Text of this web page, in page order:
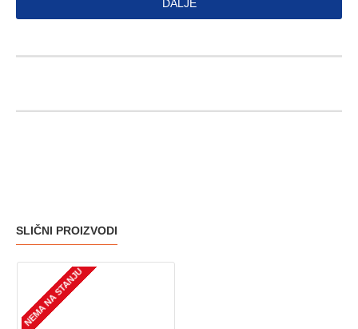
DALJE
SLIČNI PROIZVODI
NEMA NA STANJU